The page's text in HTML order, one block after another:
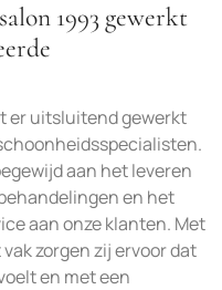
1993 gewerkt
er uitsluitend gewerkt
aan het leveren
en het
aan onze klanten. Met
zorgen zij ervoor dat
en met een